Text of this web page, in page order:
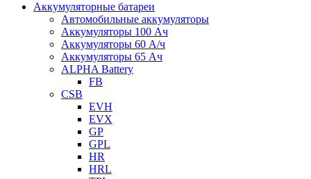
Аккумуляторные батареи
Автомобильные аккумуляторы
Аккумуляторы 100 Ач
Аккумуляторы 60 А/ч
Аккумуляторы 65 Ач
ALPHA Battery
FB
CSB
EVH
EVX
GP
GPL
HR
HRL